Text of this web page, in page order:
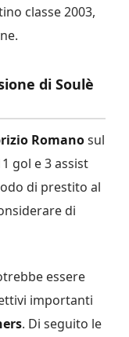
classe 2003,
di Soulè
Romanosul
gol e 3 assist
di prestito al
di
essere
importanti
. Di seguito le